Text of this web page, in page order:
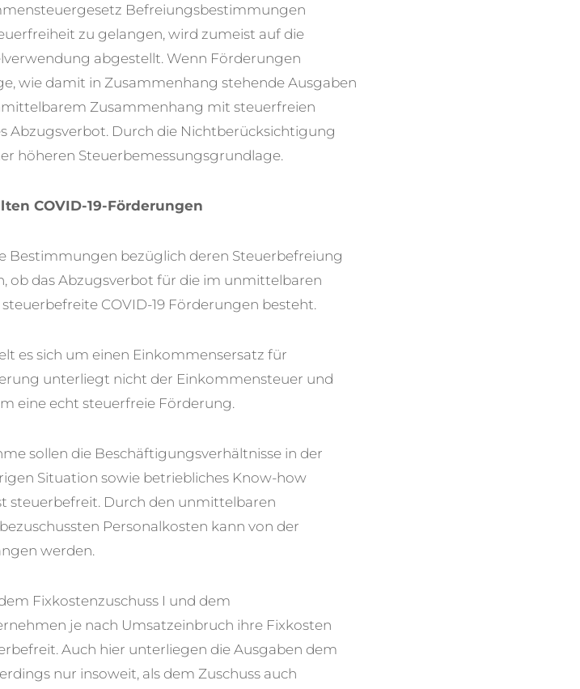
Befreiungsbestimmungen
zu gelangen, wird zumeist auf die
abgestellt. Wenn Förderungen
wie damit in Zusammenhang stehende Ausgaben
Zusammenhang mit steuerfreien
Abzugsverbot. Durch die Nichtberücksichtigung
höheren Steuerbemessungsgrundlage.
COVID-19-Förderungen
Bestimmungen bezüglich deren Steuerbefreiung
ob das Abzugsverbot für die im unmittelbaren
COVID-19 Förderungen besteht.
es sich um einen Einkommensersatz für
unterliegt nicht der Einkommensteuer und
eine echt steuerfreie Förderung.
sollen die Beschäftigungsverhältnisse in der
Situation sowie betriebliches Know-how
steuerbefreit. Durch den unmittelbaren
Personalkosten kann von der
werden.
Fixkostenzuschuss I und dem
je nach Umsatzeinbruch ihre Fixkosten
Auch hier unterliegen die Ausgaben dem
nur insoweit, als dem Zuschuss auch